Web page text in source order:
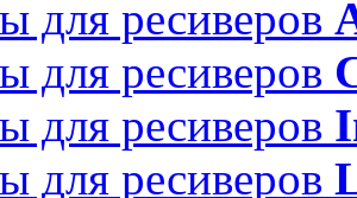
для ресиверов
для ресиверов
для ресиверов
для ресиверов